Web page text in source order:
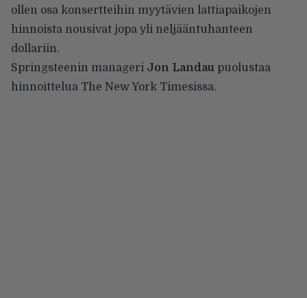
ollen osa konsertteihin myytävien lattiapaikojen
hinnoista nousivat jopa yli neljääntuhanteen
dollariin.
Springsteenin manageri Jon Landau puolustaa
hinnoittelua The New York Timesissa.